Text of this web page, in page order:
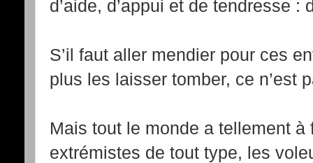
d’aide, d’appui et de tendresse :
S’il faut aller mendier pour ces
plus les laisser tomber, ce n’est
Mais tout le monde a tellement à
extrémistes de tout type, les